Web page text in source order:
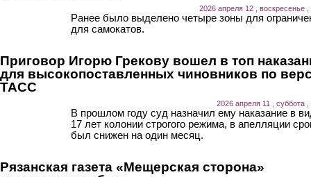
2026 апреля 12 , воскресенье ,
Ранее было выделено четыре зоны для
для самокатов.
Приговор Игорю Грекову вошел в топ
для высокопоставленных чиновников по
ТАСС
2026 апреля 11 , суббота ,
В прошлом году суд назначил ему наказание в
17 лет колонии строгого режима, в апелляции
был снижен на один месяц.
Рязанская газета «Мещерская сторона»